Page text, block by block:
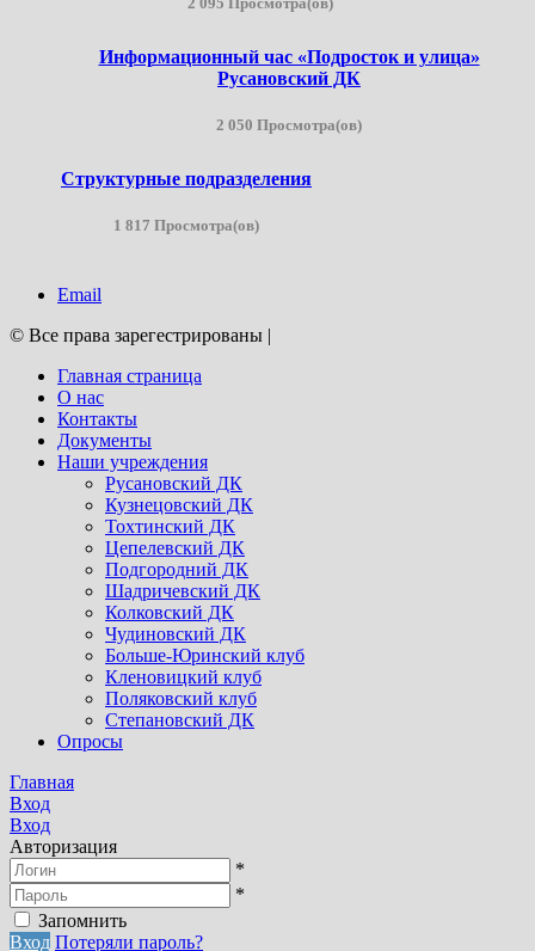
Информационный час «Подросток и улица»
Русановский ДК
2 050 Просмотра(ов)
Структурные подразделения
1 817 Просмотра(ов)
Email
© Все права зарегестрированы |
Главная страница
О нас
Контакты
Документы
Наши учреждения
Русановский ДК
Кузнецовский ДК
Тохтинский ДК
Цепелевский ДК
Подгородний ДК
Шадричевский ДК
Колковский ДК
Чудиновский ДК
Больше-Юринский клуб
Кленовицкий клуб
Поляковский клуб
Степановский ДК
Опросы
Главная
Вход
Вход
Авторизация
*
*
Запомнить
Вход Потеряли пароль?